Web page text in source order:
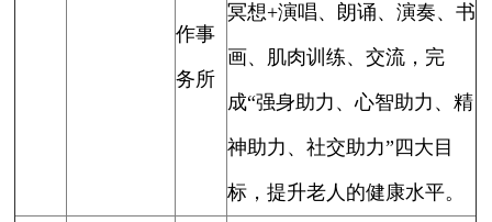
作事
务所
冥想+演唱、朗诵、演奏、书
画、肌肉训练、交流，完
成“强身助力、心智助力、精
神助力、社交助力”四大目
标，提升老人的健康水平。